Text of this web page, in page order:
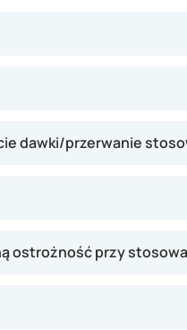
krwionośne w penisie, co
dawki/przerwanie
ostrożność przy